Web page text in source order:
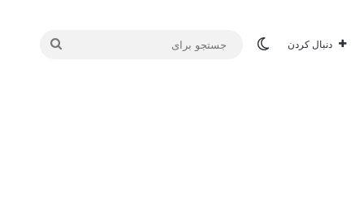
دنبال کردن تغییر پوسته
جستجو